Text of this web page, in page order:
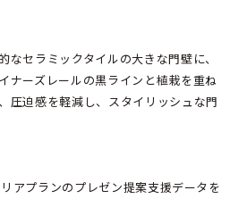
なセラミックタイルの大きな門壁に、
ナーズレールの黒ラインと植栽を重ね
圧迫感を軽減し、スタイリッシュな門
アプランのプレゼン提案支援データを